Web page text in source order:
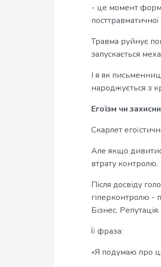
- це момент
Травма руйнує
запускається
І я як
народжується з
Егоїзм чи
Скарлет
Але якщо
втрату контролю.
Після досвіду
гіперконтролю -
Бізнес. Репутація.
Її фраза:
«Я подумаю про